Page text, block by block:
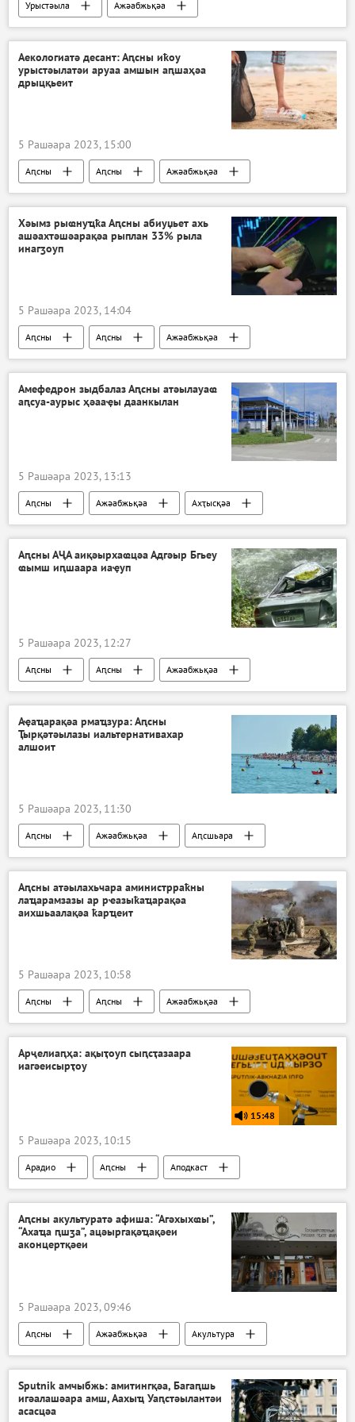
Урыстәыла Ажәабжьқәа
Аекологиатә десант: Аԥсны иҟоу
урыстәылатәи аруаа амшын аԥшаҳәа
дрыцқьеит
5 Рашәара 2023, 15:00
Аԥсны Аԥсны
Ажәабжьқәа
Гәдоуҭа араион
Хәымз рыҩнуҵҟа Аԥсны абиуџьет ахь
ашәахтәшәарақәа рыплан 33% рыла
инагӡоуп
5 Рашәара 2023, 14:04
Аԥсны Аԥсны
Ажәабжьқәа
Аекономика
Амефедрон зыдбалаз Аԥсны атәылауаҩ
аԥсуа-аурыс ҳәааҿы даанкылан
5 Рашәара 2023, 13:13
Аԥсны Ажәабжьқәа
Ахҭысқәа
Аԥсны
Аԥсны АҶА аиқәырхаҩцәа Адгәыр Бгьеу
ҩымш иԥшаара иаҿуп
5 Рашәара 2023, 12:27
Аԥсны Аԥсны
Ажәабжьқәа
АҶА
Аҿаҵарақәа рмаҵзура: Аԥсны
Ҭырқәтәылазы иальтернативахар
алшоит
5 Рашәара 2023, 11:30
Аԥсны Ажәабжьқәа
Аԥсшьара
Урыстәыла
Аԥсны атәылахьчара аминистрраҟны
лаҵарамзазы ар рҽазыҟаҵарақәа
аихшьаалақәа ҟарҵеит
5 Рашәара 2023, 10:58
Аԥсны Аԥсны
Ажәабжьқәа
Аԥсны атәылахьчара аминистрра
Арҷелиаԥҳа: ақыҭоуп сыԥсҭазаара
иагәеисырҭоу
15:48
5 Рашәара 2023, 10:15
Арадио Аԥсны Аподкаст
Аԥсны акультуратә афиша: “Агәхыхҩы”,
“Ахаҵа ԥшӡа”, ацәыргақәҵақәеи
аконцертқәеи
5 Рашәара 2023, 09:46
Аԥсны Ажәабжьқәа Акультура
Sputnik амчыбжь: амитингқәа, Багаԥшь
игәалашәара амш, Аахыҵ Уаԥстәылантәи
асасцәа